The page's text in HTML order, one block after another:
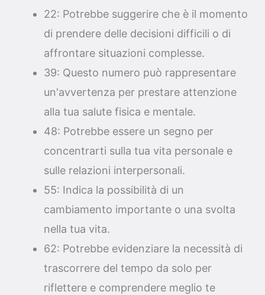
22: Potrebbe suggerire che è il momento
di prendere delle decisioni difficili o di
affrontare situazioni complesse.
39: Questo numero può rappresentare
un'avvertenza per prestare attenzione
alla tua salute fisica e mentale.
48: Potrebbe essere un segno per
concentrarti sulla tua vita personale e
sulle relazioni interpersonali.
55: Indica la possibilità di un
cambiamento importante o una svolta
nella tua vita.
62: Potrebbe evidenziare la necessità di
trascorrere del tempo da solo per
riflettere e comprendere meglio te